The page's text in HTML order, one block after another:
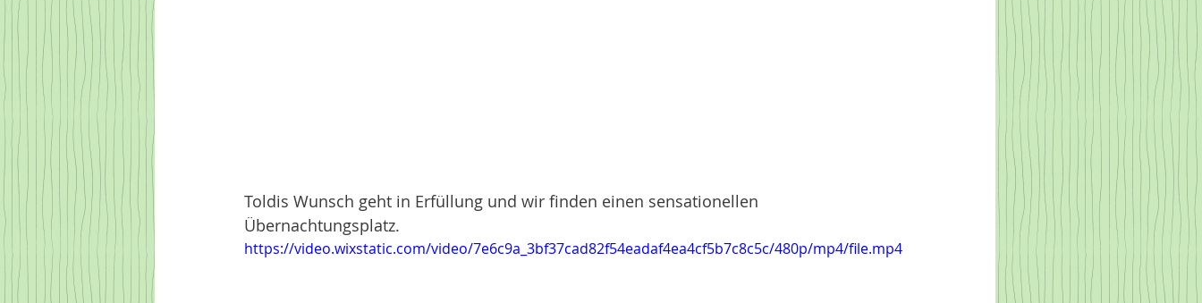
Toldis Wunsch geht in Erfüllung und wir finden einen sensationellen
Übernachtungsplatz.
https://video.wixstatic.com/video/7e6c9a_3bf37cad82f54eadaf4ea4cf5b7c8c5c/480p/mp4/file.mp4